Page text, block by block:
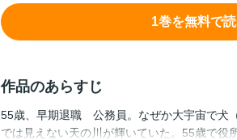
1巻を無料で
作品のあらすじ
55歳、早期退職 公務員。なぜか大宇宙で犬
では見えない天の川が輝いていた。55歳で役